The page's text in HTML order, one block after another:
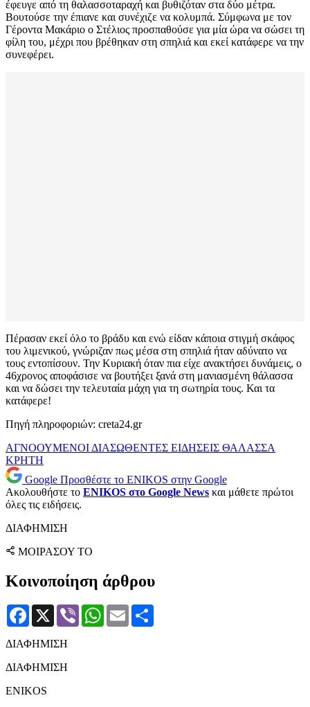
έφευγε από τη θαλασσοταραχή και βυθιζόταν στα δύο μέτρα.
Βουτούσε την έπιανε και συνέχιζε να κολυμπά. Σύμφωνα με τον
Γέροντα Μακάριο ο Στέλιος προσπαθούσε για μία ώρα να σώσει τη
φίλη του, μέχρι που βρέθηκαν στη σπηλιά και εκεί κατάφερε να την
συνεφέρει.
Πέρασαν εκεί όλο το βράδυ και ενώ είδαν κάποια στιγμή σκάφος
του λιμενικού, γνώριζαν πως μέσα στη σπηλιά ήταν αδύνατο να
τους εντοπίσουν. Την Κυριακή όταν πια είχε ανακτήσει δυνάμεις, ο
46χρονος αποφάσισε να βουτήξει ξανά στη μανιασμένη θάλασσα
και να δώσει την τελευταία μάχη για τη σωτηρία τους. Και τα
κατάφερε!
Πηγή πληροφοριών: creta24.gr
ΑΓΝΟΟΥΜΕΝΟΙ ΔΙΑΣΩΘΕΝΤΕΣ ΕΙΔΗΣΕΙΣ ΘΑΛΑΣΣΑ
ΚΡΗΤΗ
Google Προσθέστε το ENIKOS στην Google
Ακολουθήστε το ENIKOS στο Google News και μάθετε πρώτοι
όλες τις ειδήσεις.
ΔΙΑΦΗΜΙΣΗ
ΜΟΙΡΑΣΟΥ ΤΟ
Κοινοποίηση άρθρου
Facebook
X Viber WhatsApp
Email
ΔΙΑΦΗΜΙΣΗ
ΔΙΑΦΗΜΙΣΗ
ENIKOS